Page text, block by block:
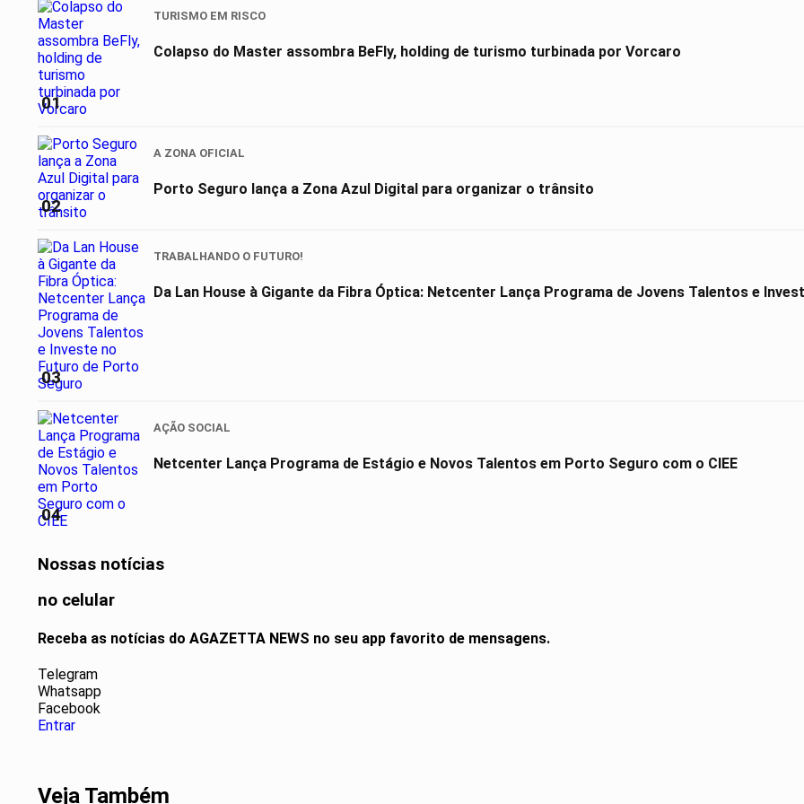
01
TURISMO EM RISCO
Colapso do Master assombra BeFly, holding de turismo turbinada por Vorcaro
02
A ZONA OFICIAL
Porto Seguro lança a Zona Azul Digital para organizar o trânsito
03
TRABALHANDO O FUTURO!
Da Lan House à Gigante da Fibra Óptica: Netcenter Lança Programa de Jovens Talentos e
04
AÇÃO SOCIAL
Netcenter Lança Programa de Estágio e Novos Talentos em Porto Seguro com o CIEE
Nossas notícias
no celular
Receba as notícias do AGAZETTA NEWS no seu app favorito de mensagens.
Telegram
Whatsapp
Facebook
Entrar
Veja Também